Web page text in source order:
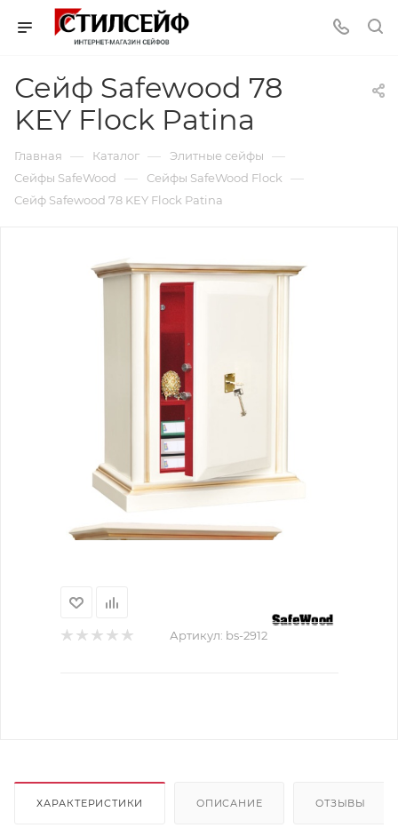
Сейф Safewood 78
KEY Flock Patina
Главная — Каталог — Элитные сейфы —
Сейфы SafeWood — Сейфы SafeWood Flock —
Сейф Safewood 78 KEY Flock Patina
Артикул: bs-2912
ХАРАКТЕРИСТИКИ ОПИСАНИЕ ОТЗЫВЫ